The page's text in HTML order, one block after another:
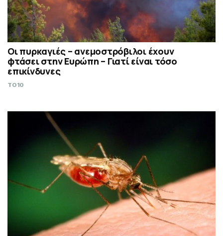
Οι πυρκαγιές – ανεμοστρόβιλοι έχουν
φτάσει στην Ευρώπη – Γιατί είναι τόσο
επικίνδυνες
TO10